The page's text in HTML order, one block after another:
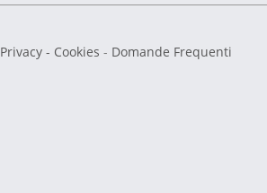
Privacy - Cookies - Domande Frequenti